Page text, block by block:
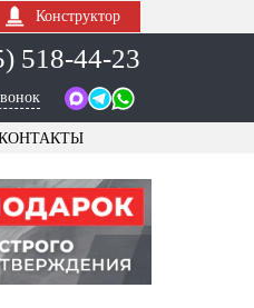
Конструктор
518-44-23